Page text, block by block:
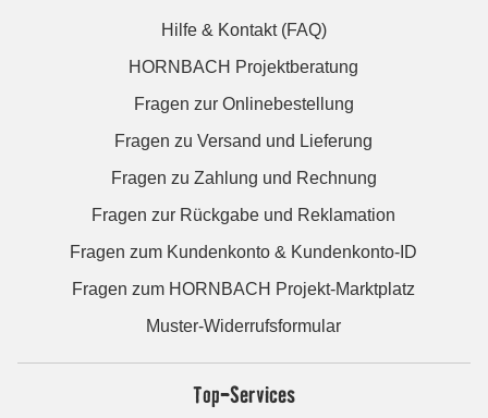
Hilfe & Kontakt (FAQ)
HORNBACH Projektberatung
Fragen zur Onlinebestellung
Fragen zu Versand und Lieferung
Fragen zu Zahlung und Rechnung
Fragen zur Rückgabe und Reklamation
Fragen zum Kundenkonto & Kundenkonto-ID
Fragen zum HORNBACH Projekt-Marktplatz
Muster-Widerrufsformular
Top-Services